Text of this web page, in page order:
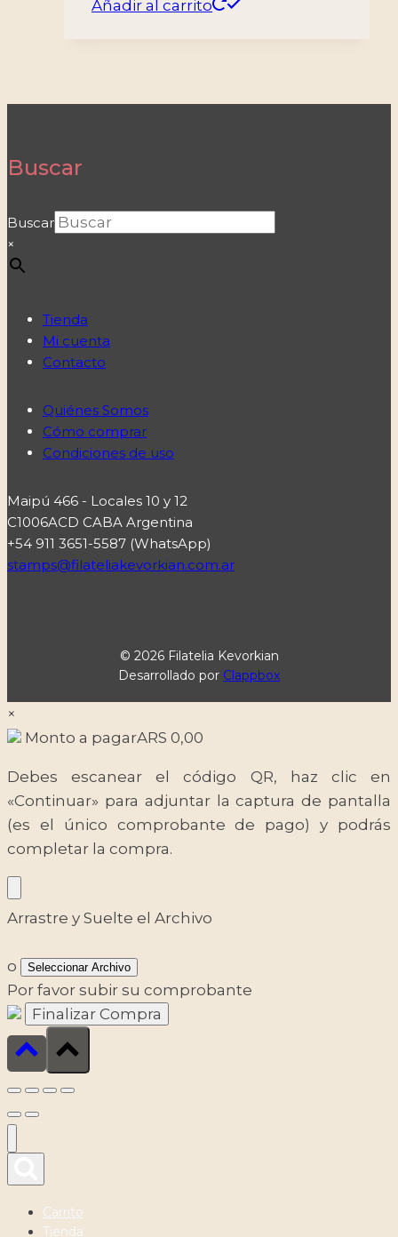
Añadir al carrito
Buscar
Buscar
×
Tienda
Mi cuenta
Contacto
Quiénes Somos
Cómo comprar
Condiciones de uso
Maipú 466 - Locales 10 y 12
C1006ACD CABA Argentina
+54 911 3651-5587 (WhatsApp)
stamps@filateliakevorkian.com.ar
© 2026 Filatelia Kevorkian
Desarrollado por Clappbox
×
Monto a pagarARS 0,00
Debes escanear el código QR, haz clic en
«Continuar» para adjuntar la captura de pantalla
(es el único comprobante de pago) y podrás
completar la compra.
Arrastre y Suelte el Archivo
o Seleccionar Archivo
Por favor subir su comprobante
Carrito
Tienda